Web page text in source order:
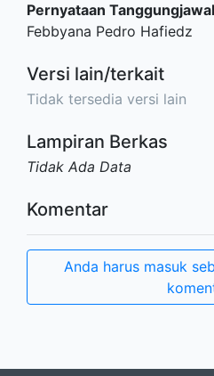
Pernyataan
Febbyana Pedro Hafiedz
Versi lain/terkait
Tidak tersedia versi lain
Lampiran Berkas
Tidak Ada Data
Komentar
Anda harus masuk